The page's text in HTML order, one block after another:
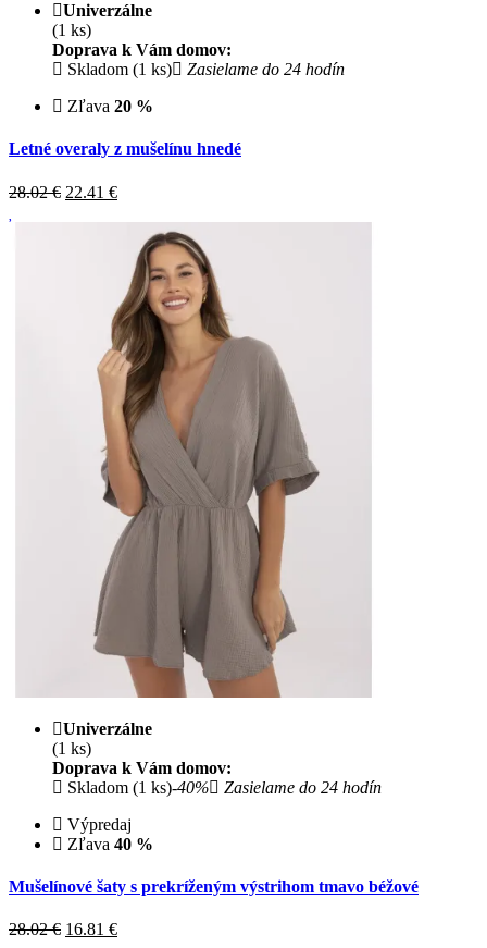
Univerzálne
(1 ks)
Doprava k Vám domov:
Skladom (1 ks)
Zasielame do 24 hodín
Zľava 20 %
Letné overaly z mušelínu hnedé
28.02 € 22.41 €
Univerzálne
(1 ks)
Doprava k Vám domov:
Skladom (1 ks)-40%
Zasielame do 24 hodín
Výpredaj
Zľava 40 %
Mušelínové šaty s prekríženým výstrihom tmavo béžové
28.02 € 16.81 €